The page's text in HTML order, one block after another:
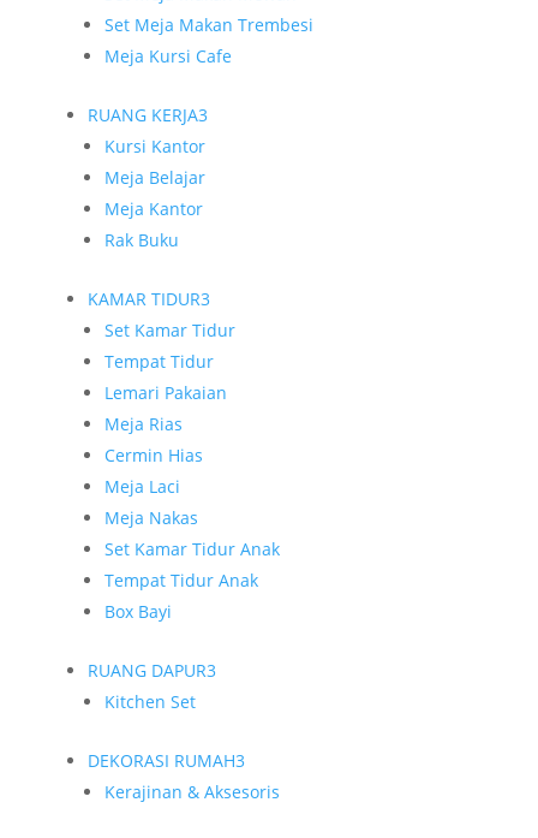
Set Meja Makan Trembesi
Meja Kursi Cafe
RUANG KERJA3
Kursi Kantor
Meja Belajar
Meja Kantor
Rak Buku
KAMAR TIDUR3
Set Kamar Tidur
Tempat Tidur
Lemari Pakaian
Meja Rias
Cermin Hias
Meja Laci
Meja Nakas
Set Kamar Tidur Anak
Tempat Tidur Anak
Box Bayi
RUANG DAPUR3
Kitchen Set
DEKORASI RUMAH3
Kerajinan & Aksesoris